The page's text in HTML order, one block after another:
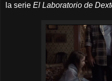
la serie El Laboratorio de